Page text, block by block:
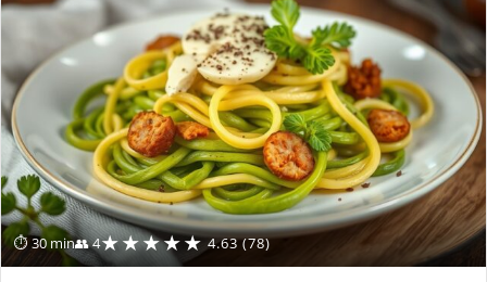
⏱ 30 min👥 4★★★★★ 4.63 (78)